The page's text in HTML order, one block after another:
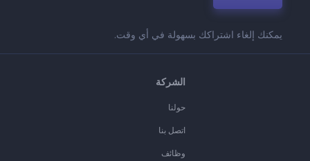
يمكنك إلغاء اشتراكك بسهولة في أي وقت.
الشركة
حولنا
اتصل بنا
وظائف